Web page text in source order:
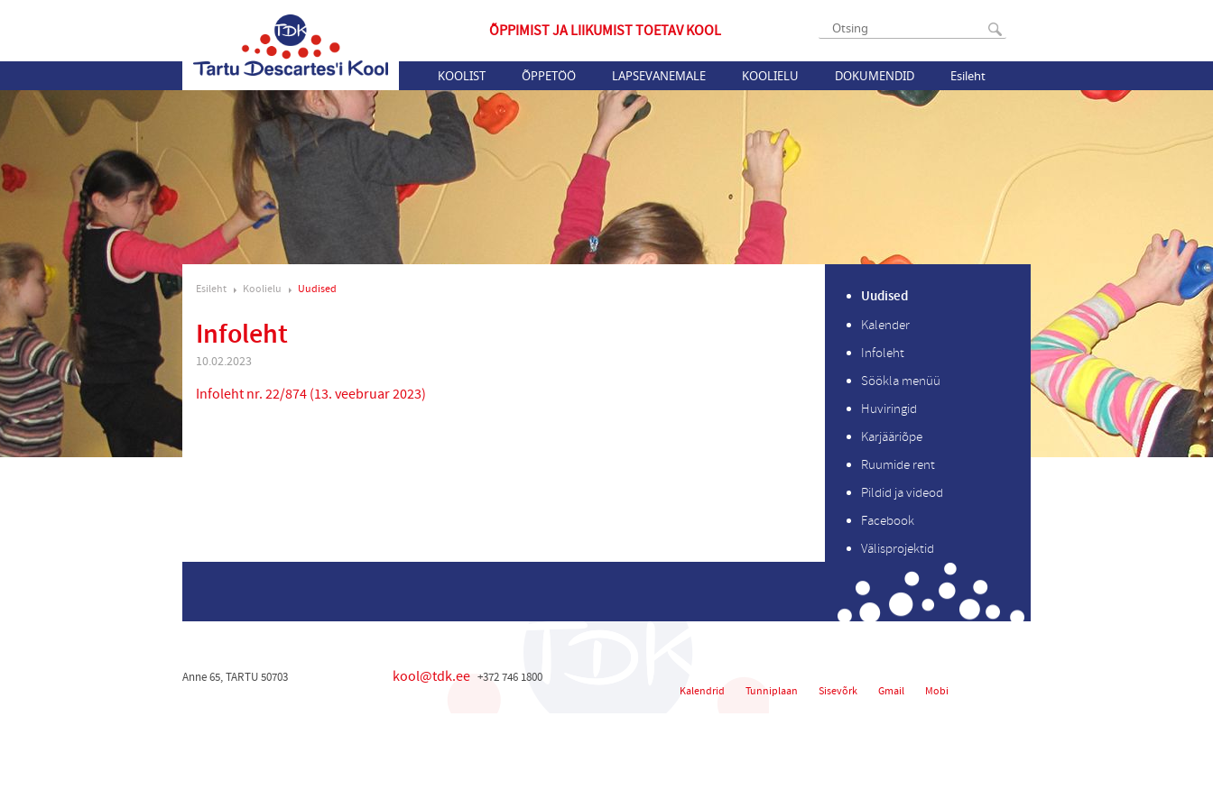
ÕPPIMIST JA LIIKUMIST TOETAV KOOL
KOOLIST ÕPPETÖÖ LAPSEVANEMALE KOOLIELU DOKUMENDID Esileht
Esileht Koolielu Uudised
Infoleht
10.02.2023
Infoleht nr. 22/874 (13. veebruar 2023)
Uudised
Kalender
Infoleht
Söökla menüü
Huviringid
Karjääriõpe
Ruumide rent
Pildid ja videod
Facebook
Välisprojektid
Kalendrid Tunniplaan Sisevõrk Gmail Mobi
Anne 65, TARTU 50703 kool@tdk.ee +372 746 1800